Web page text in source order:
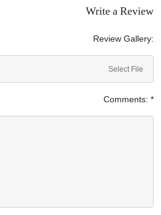
Write a Review
Review Gallery:
Select File
Comments: *